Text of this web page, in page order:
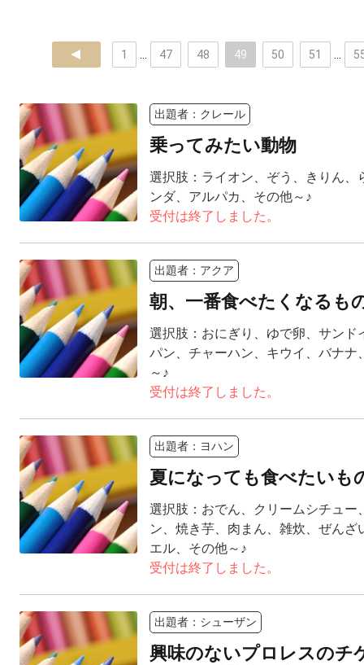
prev 1 47 48 49 50 51
出題者：クレール
乗ってみたい動物
選択肢：ライオン、ぞう、きりん、
ンダ、アルパカ、その他～♪
受付は終了しました。
出題者：アクア
朝、一番食べたくなるも
選択肢：おにぎり、ゆで卵、サンド
パン、チャーハン、キウイ、バナナ
～♪
受付は終了しました。
出題者：ヨハン
夏になっても食べたいも
選択肢：おでん、クリームシチュー
ン、焼き芋、肉まん、雑炊、ぜんざ
エル、その他～♪
受付は終了しました。
出題者：シューザン
興味のないプロレスのチ